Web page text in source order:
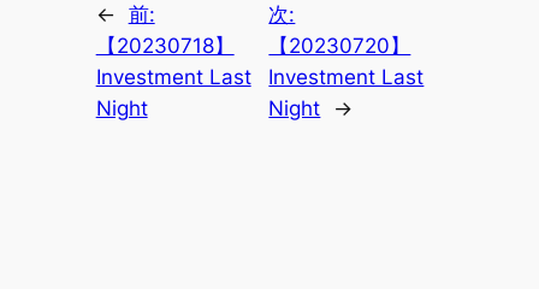
← 前:
【20230718】
Investment Last
Night
次:
【20230720】
Investment Last
Night
→